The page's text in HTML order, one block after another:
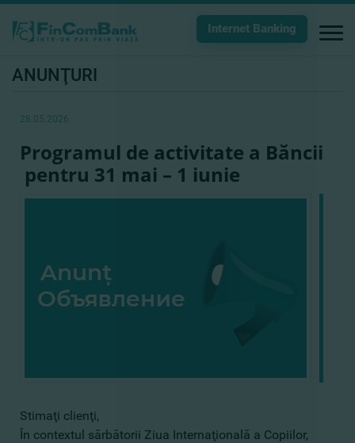
Internet Banking
ANUNŢURI
28.05.2026
Programul de activitate a Băncii
pentru 31 mai – 1 iunie
Stimaţi clienţi,
În contextul sărbătorii Ziua Internaţională a Copiilor,